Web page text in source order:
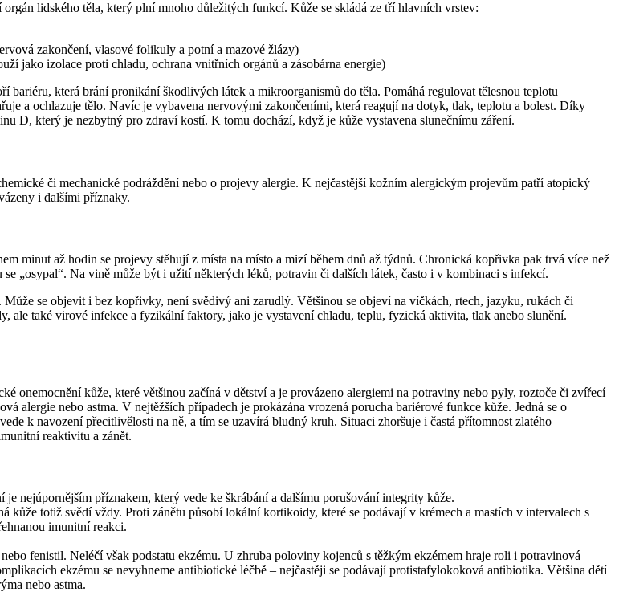
lidského těla, který plní mnoho důležitých funkcí. Kůže se skládá ze tří hlavních vrstev:
zakončení, vlasové folikuly a potní a mazové žlázy)
jako izolace proti chladu, ochrana vnitřních orgánů a zásobárna energie)
která brání pronikání škodlivých látek a mikroorganismů do těla. Pomáhá regulovat tělesnou teplotu
a ochlazuje tělo. Navíc je vybavena nervovými zakončeními, která reagují na dotyk, tlak, teplotu a bolest. Díky
D, který je nezbytný pro zdraví kostí. K tomu dochází, když je kůže vystavena slunečnímu záření.
či mechanické podráždění nebo o projevy alergie. K nejčastější kožním alergickým projevům patří atopický
i dalšími příznaky.
minut až hodin se projevy stěhují z místa na místo a mizí během dnů až týdnů. Chronická kopřivka pak trvá více než
„osypal“. Na vině může být i užití některých léků, potravin či dalších látek, často i v kombinaci s infekcí.
se objevit i bez kopřivky, není svědivý ani zarudlý. Většinou se objeví na víčkách, rtech, jazyku, rukách či
ale také virové infekce a fyzikální faktory, jako je vystavení chladu, teplu, fyzická aktivita, tlak anebo slunění.
onemocnění kůže, které většinou začíná v dětství a je provázeno alergiemi na potraviny nebo pyly, roztoče či zvířecí
alergie nebo astma. V nejtěžších případech je prokázána vrozená porucha bariérové funkce kůže. Jedná se o
k navození přecitlivělosti na ně, a tím se uzavírá bludný kruh. Situaci zhoršuje i častá přítomnost zlatého
reaktivitu a zánět.
nejúpornějším příznakem, který vede ke škrábání a dalšímu porušování integrity kůže.
totiž svědí vždy. Proti zánětu působí lokální kortikoidy, které se podávají v krémech a mastích v intervalech s
imunitní reakci.
fenistil. Neléčí však podstatu ekzému. U zhruba poloviny kojenců s těžkým ekzémem hraje roli i potravinová
ekzému se nevyhneme antibiotické léčbě – nejčastěji se podávají protistafylokoková antibiotika. Většina dětí
nebo astma.